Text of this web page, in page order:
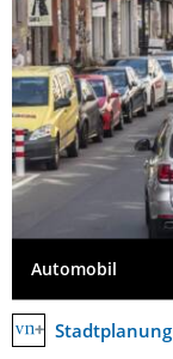
Automobil
Stadtplanung